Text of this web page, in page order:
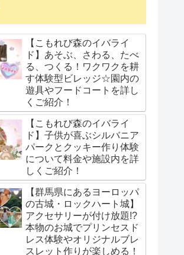
【こもれび森のイバライ
ド】あそぶ、さわる、たべ
る、つくる！ワクワクを耕
す体験型ビレッジ☆園内の
遊具やフードコートを詳し
くご紹介！
【こもれび森のイバライ
ド】子供が喜ぶシルバニア
パークとクッキー作り体験
について料金や施設内を詳
しくご紹介！
【群馬県にあるヨーロッパ
の古城・ロックハート城】
アクセサリーが付け放題!?
本物のお城でプリンセスド
レス体験やオリジナルブレ
スレット作りが楽しめる！